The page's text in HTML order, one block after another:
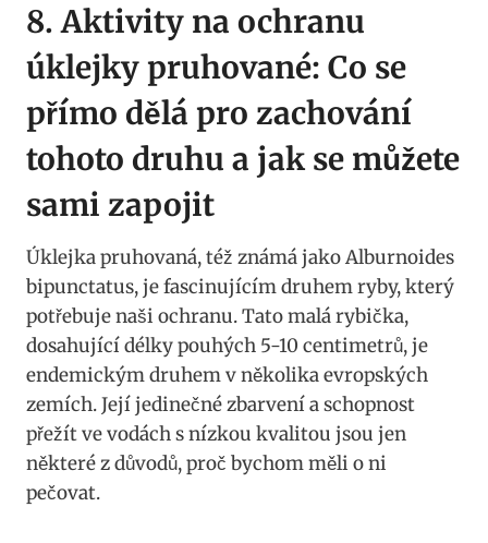
8. Aktivity na ochranu
⁣úklejky pruhované: Co se
přímo dělá ‌pro zachování
tohoto druhu ‍a jak⁢ se můžete
sami zapojit
Úklejka pruhovaná, též známá jako Alburnoides
bipunctatus,​ je⁣ fascinujícím druhem ryby, ⁣který
potřebuje naši ‌ochranu. Tato malá rybička,
dosahující délky pouhých 5-10 centimetrů, je
endemickým druhem v několika evropských
zemích. Její jedinečné zbarvení a ⁤schopnost
přežít ve vodách s nízkou kvalitou jsou jen
některé z důvodů, proč bychom měli o ⁢ni⁤
pečovat.